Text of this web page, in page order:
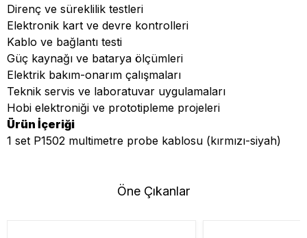
Direnç ve süreklilik testleri
Elektronik kart ve devre kontrolleri
Kablo ve bağlantı testi
Güç kaynağı ve batarya ölçümleri
Elektrik bakım-onarım çalışmaları
Teknik servis ve laboratuvar uygulamaları
Hobi elektroniği ve prototipleme projeleri
Ürün İçeriği
1 set P1502 multimetre probe kablosu (kırmızı-siyah)
Öne Çıkanlar